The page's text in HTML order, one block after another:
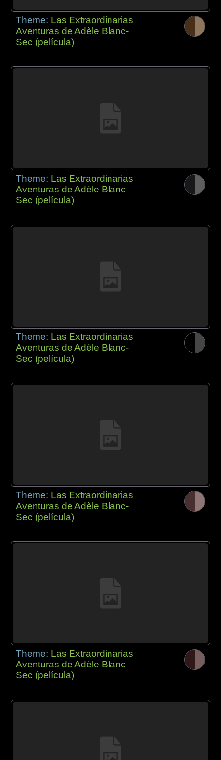
Theme: Las Extraordinarias
Aventuras de Adèle Blanc-
Sec (película)
Theme: Las Extraordinarias
Aventuras de Adèle Blanc-
Sec (película)
Theme: Las Extraordinarias
Aventuras de Adèle Blanc-
Sec (película)
Theme: Las Extraordinarias
Aventuras de Adèle Blanc-
Sec (película)
Theme: Las Extraordinarias
Aventuras de Adèle Blanc-
Sec (película)